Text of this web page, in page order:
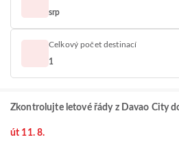
srp
Celkový počet destinací
1
Zkontrolujte letové řády z Davao City
út 11. 8.